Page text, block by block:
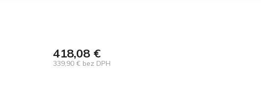
418,08 €
339,90 € bez DPH